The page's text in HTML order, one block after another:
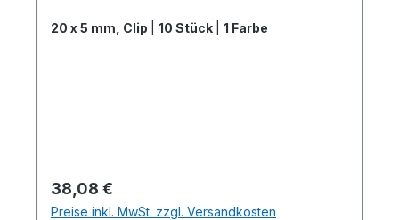
20 x 5 mm, Clip 10 Stück 1 Farbe
Regulärer Preis:
38,08 €
Preise inkl. MwSt. zzgl. Versandkosten